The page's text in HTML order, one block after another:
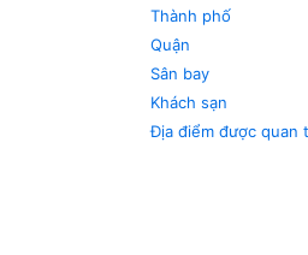
Thành phố
Quận
Sân bay
Khách sạn
Địa điểm được quan